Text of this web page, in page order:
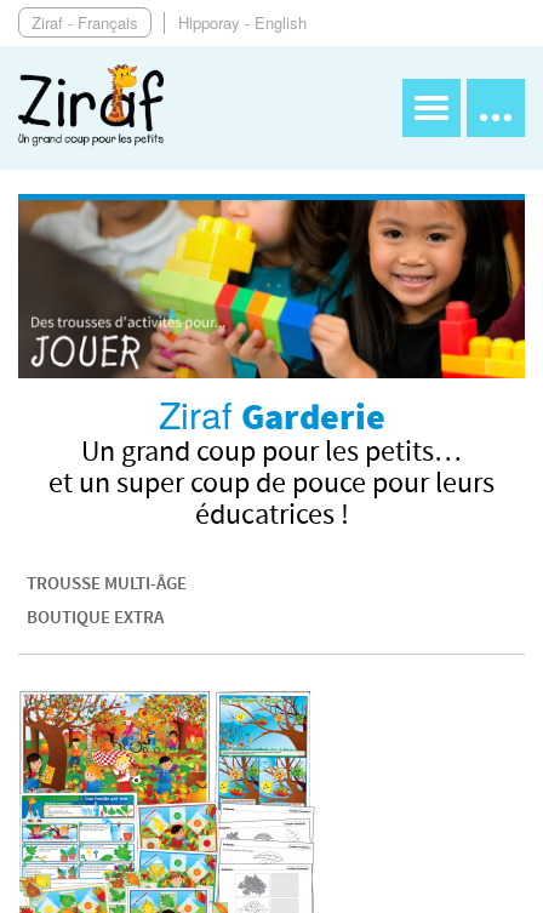
Ziraf - Français Hipporay - English
Ziraf Garderie
Un grand coup pour les petits…
et un super coup de pouce pour leurs
éducatrices !
TROUSSE MULTI-ÂGE
BOUTIQUE EXTRA